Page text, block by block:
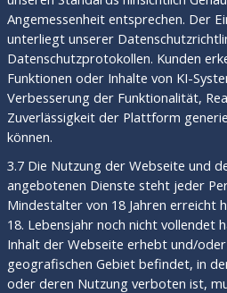
Angemessenheit entsprechen. Der
unterliegt unserer
Datenschutzprotokollen. Kunden
Funktionen oder Inhalte von KI-
Verbesserung der Funktionalität,
Zuverlässigkeit der Plattform
können.
3.7 Die Nutzung der Webseite und
angebotenen Dienste steht jeder
Mindestalter von 18 Jahren erreicht
18. Lebensjahr noch nicht vollendet
Inhalt der Webseite erhebt und/
geografischen Gebiet befindet, in
oder deren Nutzung verboten ist,